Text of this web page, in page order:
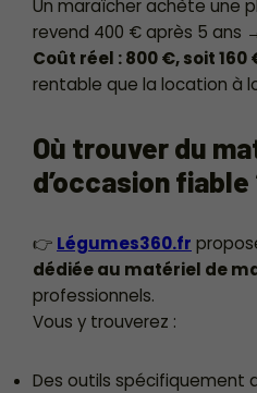
Un maraîcher achète une
revend 400 € après 5 ans
Coût réel : 800 €, soit
rentable que la location à
Où trouver du
d’occasion fiable
👉 Légumes360.fr
dédiée au matériel de
professionnels.
Vous y trouverez :
Des outils spécifiquement